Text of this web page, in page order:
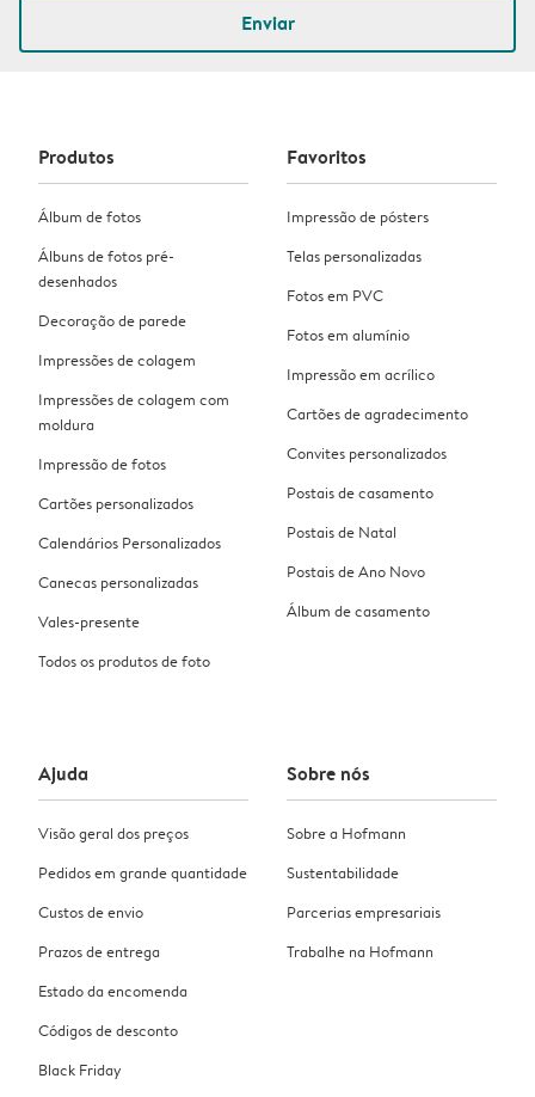
Enviar
Produtos
Álbum de fotos
Álbuns de fotos pré-
desenhados
Decoração de parede
Impressões de colagem
Impressões de colagem com
moldura
Impressão de fotos
Cartões personalizados
Calendários Personalizados
Canecas personalizadas
Vales-presente
Todos os produtos de foto
Favoritos
Impressão de pósters
Telas personalizadas
Fotos em PVC
Fotos em alumínio
Impressão em acrílico
Cartões de agradecimento
Convites personalizados
Postais de casamento
Postais de Natal
Postais de Ano Novo
Álbum de casamento
Ajuda
Visão geral dos preços
Pedidos em grande quantidade
Custos de envio
Prazos de entrega
Estado da encomenda
Códigos de desconto
Black Friday
Sobre nós
Sobre a Hofmann
Sustentabilidade
Parcerias empresariais
Trabalhe na Hofmann